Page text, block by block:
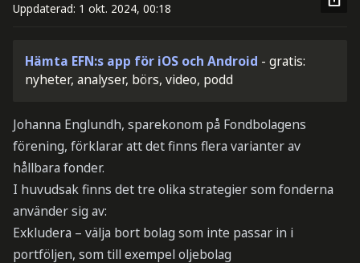
Uppdaterad: 1 okt. 2024, 00:18
Hämta EFN:s app för iOS och Android - gratis:
nyheter, analyser, börs, video, podd
Johanna Englundh, sparekonom på Fondbolagens
förening, förklarar att det finns flera varianter av
hållbara fonder.
I huvudsak finns det tre olika strategier som fonderna
använder sig av:
Exkludera – välja bort bolag som inte passar in i
portföljen, som till exempel oljebolag